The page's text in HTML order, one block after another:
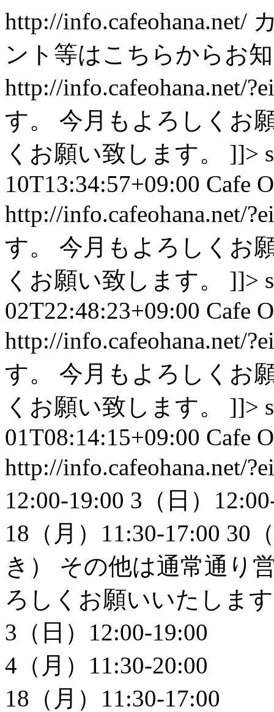
http://info.cafeohana.net/
ント等はこちらからお
http://info.cafeohana.net/
す。 今月もよろしくお
くお願い致します。 ]]>
10T13:34:57+09:00 Cafe
http://info.cafeohana.net/
す。 今月もよろしくお
くお願い致します。 ]]>
02T22:48:23+09:00 Cafe
http://info.cafeohana.net/
す。 今月もよろしくお
くお願い致します。 ]]>
01T08:14:15+09:00 Cafe
http://info.cafeohana.net/
12:00-19:00 3（日）
18（月）11:30-17:00 30
き） その他は通常通り
ろしくお願いいたしま
3（日）12:00-19:00
4（月）11:30-20:00
18（月）11:30-17:00